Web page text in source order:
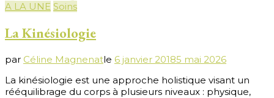
A LA UNE Soins
La Kinésiologie
par Céline Magnenatle 6 janvier 20185 mai 2026
La kinésiologie est une approche holistique visant un
rééquilibrage du corps à plusieurs niveaux : physique,